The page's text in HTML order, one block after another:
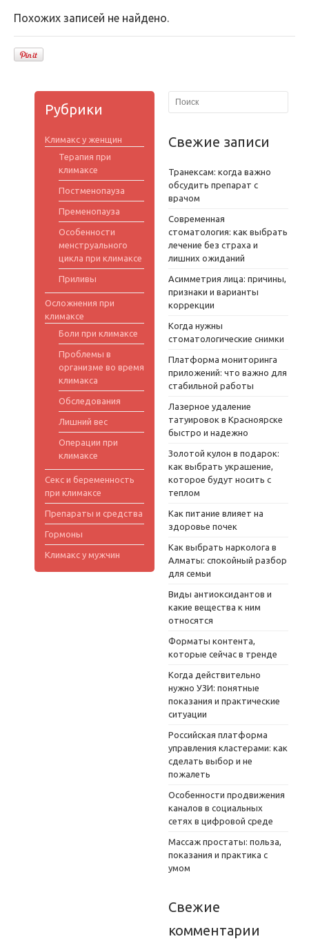
Похожих записей не найдено.
Рубрики
Климакс у женщин
Терапия при
климаксе
Постменопауза
Пременопауза
Особенности
менструального
цикла при климаксе
Приливы
Осложнения при
климаксе
Боли при климаксе
Проблемы в
организме во время
климакса
Обследования
Лишний вес
Операции при
климаксе
Секс и беременность
при климаксе
Препараты и средства
Гормоны
Климакс у мужчин
Свежие записи
Транексам: когда важно
обсудить препарат с
врачом
Современная
стоматология: как выбрать
лечение без страха и
лишних ожиданий
Асимметрия лица: причины,
признаки и варианты
коррекции
Когда нужны
стоматологические снимки
Платформа мониторинга
приложений: что важно для
стабильной работы
Лазерное удаление
татуировок в Красноярске
быстро и надежно
Золотой кулон в подарок:
как выбрать украшение,
которое будут носить с
теплом
Как питание влияет на
здоровье почек
Как выбрать нарколога в
Алматы: спокойный разбор
для семьи
Виды антиоксидантов и
какие вещества к ним
относятся
Форматы контента,
которые сейчас в тренде
Когда действительно
нужно УЗИ: понятные
показания и практические
ситуации
Российская платформа
управления кластерами: как
сделать выбор и не
пожалеть
Особенности продвижения
каналов в социальных
сетях в цифровой среде
Массаж простаты: польза,
показания и практика с
умом
Свежие
комментарии